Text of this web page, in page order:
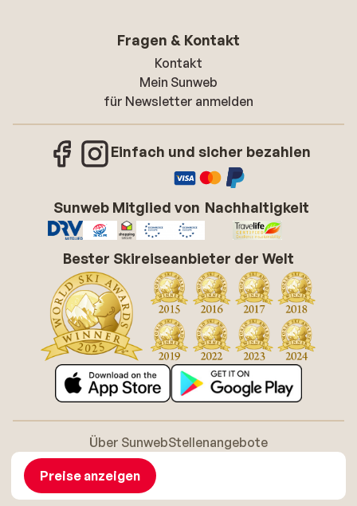
Preise anzeigen
Fragen & Kontakt
Kontakt
Mein Sunweb
für Newsletter anmelden
Einfach und sicher bezahlen
Sunweb Mitglied von Nachhaltigkeit
Bester Skireiseanbieter der Welt
Über SunwebStellenangebote
Allgemeine Geschäftsbedingungen (AGB)
Cookie-RichtlinieBarrierefreiheitserklarung
Sitemap